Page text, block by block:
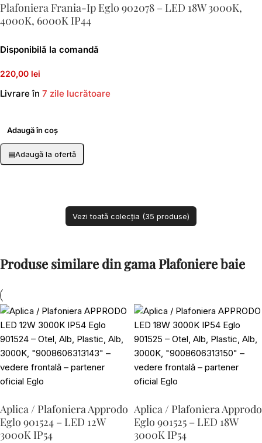
Plafoniera Frania-Ip Eglo 902078 – LED 18W 3000K,
4000K, 6000K IP44
Disponibilă la comandă
220,00 lei
Livrare în 7 zile lucrătoare
Adaugă în coș
▤Adaugă la ofertă
Vezi toată colecția (35 produse)
Produse similare din gama Plafoniere baie
Aplica / Plafoniera Approdo
Eglo 901524 – LED 12W
3000K IP54
Aplica / Plafoniera Approdo
Eglo 901525 – LED 18W
3000K IP54